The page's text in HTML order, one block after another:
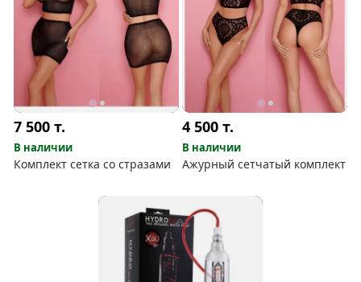
7 500т.
В наличии
Комплект сетка со стразами
4 500т.
В наличии
Ажурный сетчатый комплект